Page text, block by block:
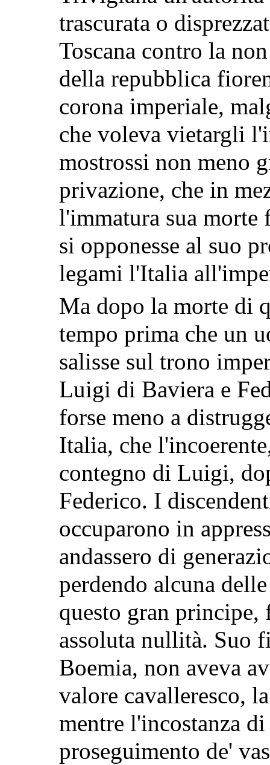
trascurata o
Toscana contro la
della repubblica
corona imperiale,
che voleva vietargli
mostrossi non meno
privazione, che in
l'immatura sua morte
si opponesse al suo
legami l'Italia
Ma dopo la morte di
tempo prima che un
salisse sul trono
Luigi di Baviera e
forse meno a
Italia, che
contegno di Luigi,
Federico. I
occuparono in
andassero di
perdendo alcuna
questo gran principe,
assoluta nullità. Suo
Boemia, non aveva
valore cavalleresco,
mentre l'incostanza
proseguimento de'